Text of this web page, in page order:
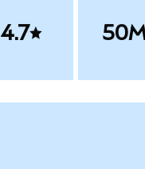
4.7